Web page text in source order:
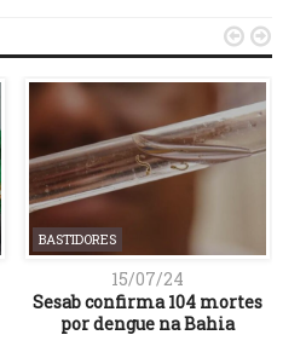
BASTIDORES
15/07/24
Sesab confirma 104 mortes
por dengue na Bahia
 